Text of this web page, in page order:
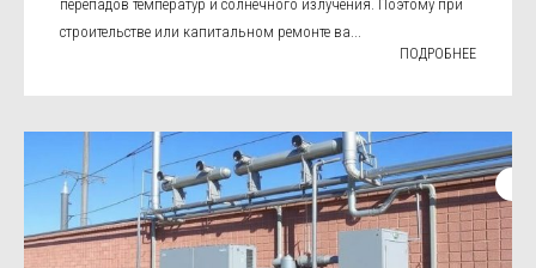
перепадов температур и солнечного излучения. Поэтому при
строительстве или капитальном ремонте ва...
ПОДРОБНЕЕ